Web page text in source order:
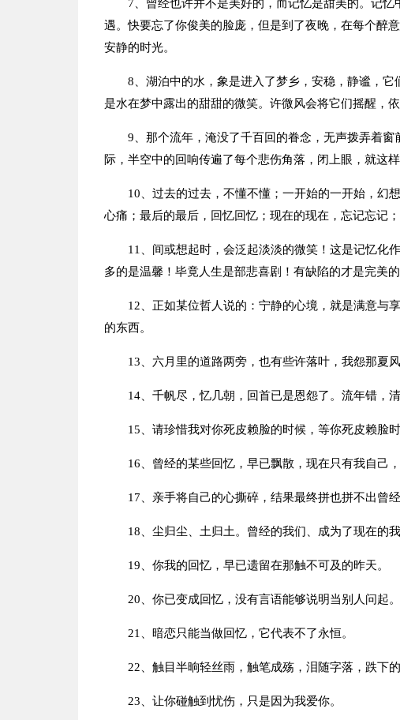
7、曾经也许并不是美好的，而记忆是甜美的。记
遇。快要忘了你俊美的脸庞，但是到了夜晚，在每个醉
安静的时光。
8、湖泊中的水，象是进入了梦乡，安稳，静谧，
是水在梦中露出的甜甜的微笑。许微风会将它们摇醒，依
9、那个流年，淹没了千百回的眷念，无声拨弄着
际，半空中的回响传遍了每个悲伤角落，闭上眼，就这
10、过去的过去，不懂不懂；一开始的一开始，幻
心痛；最后的最后，回忆回忆；现在的现在，忘记忘记
11、间或想起时，会泛起淡淡的微笑！这是记忆化
多的是温馨！毕竟人生是部悲喜剧！有缺陷的才是完美的
12、正如某位哲人说的：宁静的心境，就是满意与
的东西。
13、六月里的道路两旁，也有些许落叶，我怨那夏
14、千帆尽，忆几朝，回首已是恩怨了。流年错，
15、请珍惜我对你死皮赖脸的时候，等你死皮赖脸
16、曾经的某些回忆，早已飘散，现在只有我自己，
17、亲手将自己的心撕碎，结果最终拼也拼不出曾经
18、尘归尘、土归土。曾经的我们、成为了现在的我
19、你我的回忆，早已遗留在那触不可及的昨天。
20、你已变成回忆，没有言语能够说明当别人问起。
21、暗恋只能当做回忆，它代表不了永恒。
22、触目半晌轻丝雨，触笔成殇，泪随字落，跌下的
23、让你碰触到忧伤，只是因为我爱你。